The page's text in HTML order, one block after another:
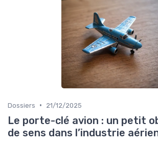
Dossiers • 21/12/2025
Le porte-clé avion : un petit
de sens dans l’industrie